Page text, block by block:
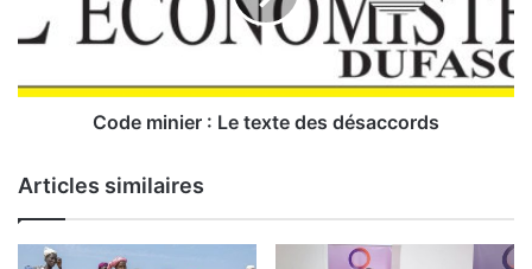
o
v
d
e
b
n
e
L
e
t
Code minier : Le texte des désaccords
Articles similaires